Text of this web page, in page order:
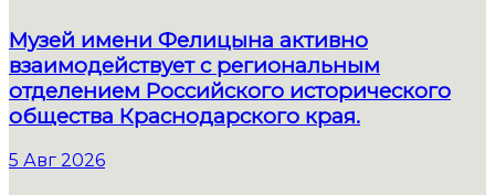
Музей имени Фелицына активно
взаимодействует с региональным
отделением Российского исторического
общества Краснодарского края.
5 Авг 2026